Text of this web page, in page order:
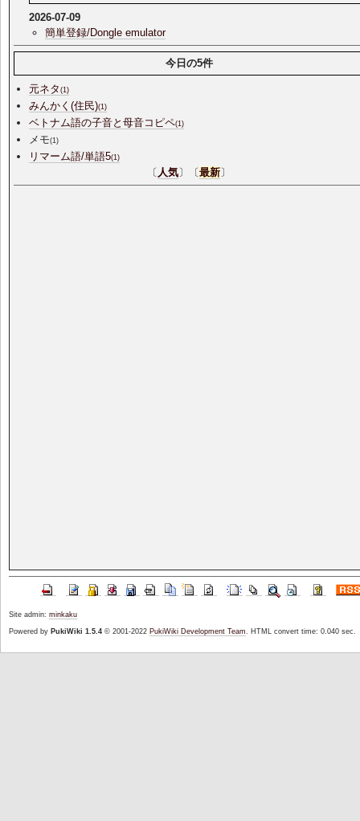
2026-07-09
簡単登録/Dongle emulator
今日の5件
元ネタ(1)
みんかく(住民)(1)
ベトナム語の子音と母音コピペ(1)
メモ(1)
リマーム語/単語5(1)
〔 人気〕〔最新〕
Site admin: minkaku
Powered by PukiWiki 1.5.4© 2001-2022 PukiWiki Development Team. HTML convert time: 0.040 sec.